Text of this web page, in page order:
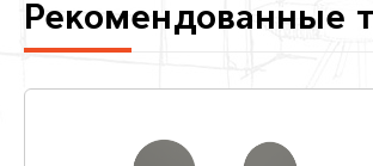
Рекомендованные